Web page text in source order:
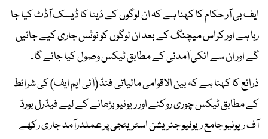
ایف بی آر حکام کا کہنا ہے کہ ان لوگوں کے ڈیٹا کا ڈیسک آڈٹ کیا جا
رہا ہے اور کراس میچنگ کے بعد ان لوگوں کو نوٹس جاری کیے جائیں
گے اور ان سے انکی آمدنی کے مطابق ٹیکس وصول کیا جائے گا۔
ذرائع کا کہنا ہے کہ بین الاقوامی مالیاتی فنڈ (آئی ایم ایف) کی شرائط
کے مطابق ٹیکس چوری روکنے اور ریونیو بڑھانے کے لیے فیڈرل بورڈ
آف ریونیو جامع ریونیو جنریشن اسٹریٹجی پر عملدرآمد جاری رکھے